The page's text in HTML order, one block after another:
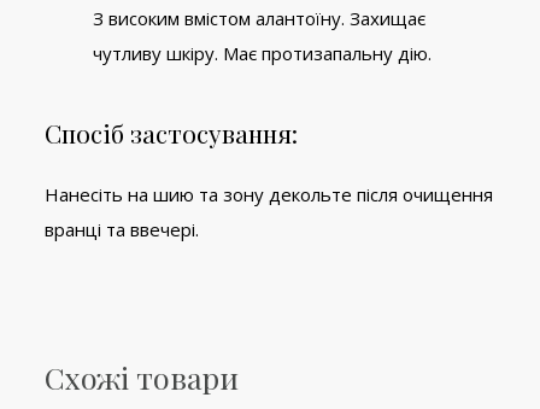
З високим вмістом алантоїну. Захищає
чутливу шкіру. Має протизапальну дію.
Спосіб застосування:
Нанесіть на шию та зону декольте після очищення
вранці та ввечері.
Схожі товари